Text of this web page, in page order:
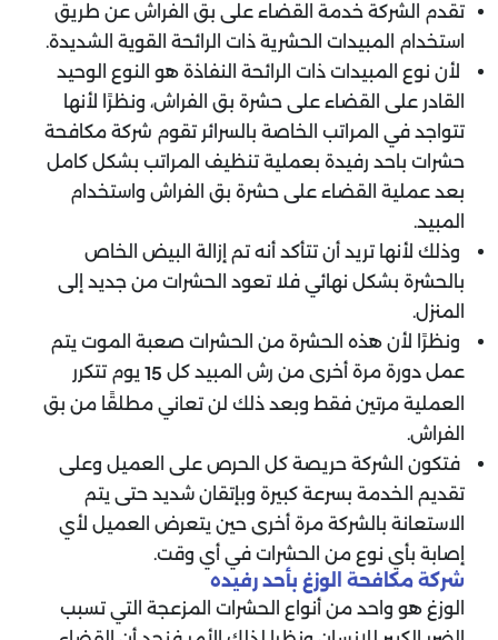
‏تقدم الشركة خدمة القضاء على بق الفراش عن طريق
استخدام المبيدات الحشرية ذات الرائحة القوية الشديدة.
لأن نوع المبيدات ذات الرائحة النفاذة هو النوع الوحيد
القادر على القضاء على حشرة بق الفراش، ونظرًا لأنها
تتواجد في المراتب الخاصة بالسرائر تقوم شركة مكافحة
حشرات باحد رفيدة بعملية تنظيف المراتب بشكل كامل
بعد عملية القضاء على حشرة بق الفراش واستخدام
المبيد.
وذلك لأنها تريد أن تتأكد أنه تم إزالة البيض الخاص
بالحشرة بشكل نهائي فلا تعود الحشرات من جديد إلى
المنزل.
ونظرًا لأن هذه الحشرة من الحشرات صعبة الموت يتم
عمل دورة مرة أخرى من رش المبيد كل 15 يوم تتكرر
العملية مرتين فقط وبعد ذلك لن تعاني مطلقًا من بق
الفراش.
فتكون الشركة حريصة كل الحرص على العميل وعلى
تقديم الخدمة بسرعة كبيرة وبإتقان شديد حتى يتم
الاستعانة بالشركة مرة أخرى حين يتعرض العميل لأي
إصابة بأي نوع من الحشرات في أي وقت.
‏شركة مكافحة الوزغ بأحد رفيده
الوزغ هو واحد من أنواع الحشرات المزعجة التي تسبب